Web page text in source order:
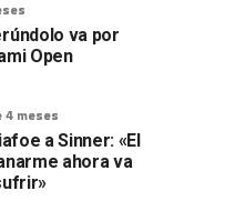
va por
Open
4 meses
a Sinner: «El
ahora va